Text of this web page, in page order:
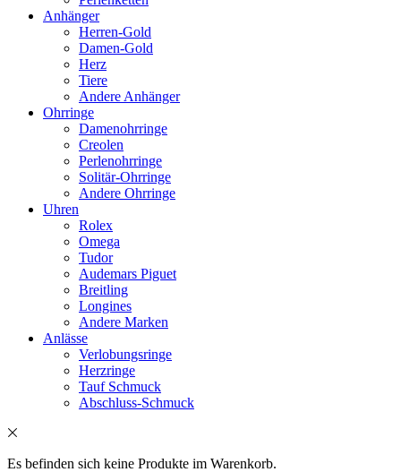
Anhänger
Herren-Gold
Damen-Gold
Herz
Tiere
Andere Anhänger
Ohrringe
Damenohrringe
Creolen
Perlenohrringe
Solitär-Ohrringe
Andere Ohrringe
Uhren
Rolex
Omega
Tudor
Audemars Piguet
Breitling
Longines
Andere Marken
Anlässe
Verlobungsringe
Herzringe
Tauf Schmuck
Abschluss-Schmuck
Es befinden sich keine Produkte im Warenkorb.